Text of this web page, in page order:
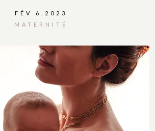
FÉV 6.2023
MATERNITÉ